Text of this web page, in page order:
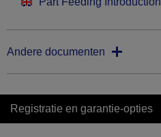
Andere documenten
Registratie en garantie-opties